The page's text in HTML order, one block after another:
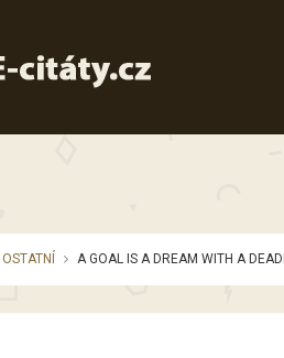
OSTATNÍ A GOAL IS A DREAM WITH A